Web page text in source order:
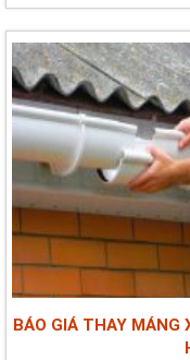
BÁO GIÁ THAY MÁNG